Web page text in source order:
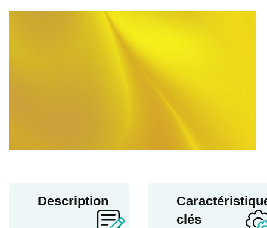
Description
clés